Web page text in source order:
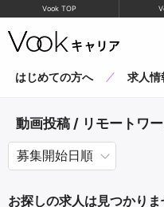
Vook TOP
はじめての方へ 求人情
動画投稿 / リモートワ
お探しの求人は見つかりま